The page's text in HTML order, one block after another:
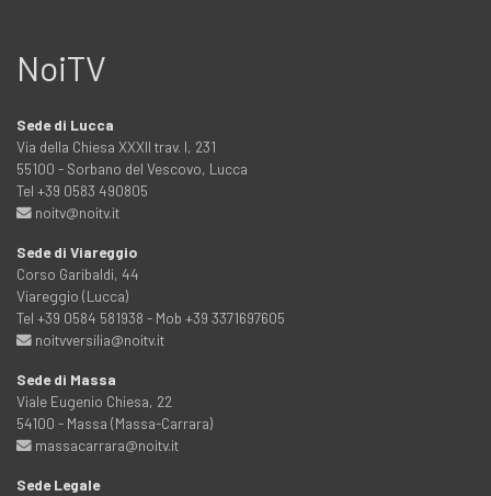
NoiTV
Sede di Lucca
Via della Chiesa XXXII trav. I, 231
55100 - Sorbano del Vescovo, Lucca
Tel +39 0583 490805
noitv@noitv.it
Sede di Viareggio
Corso Garibaldi, 44
Viareggio (Lucca)
Tel +39 0584 581938 - Mob +39 3371697605
noitvversilia@noitv.it
Sede di Massa
Viale Eugenio Chiesa, 22
54100 - Massa (Massa-Carrara)
massacarrara@noitv.it
Sede Legale